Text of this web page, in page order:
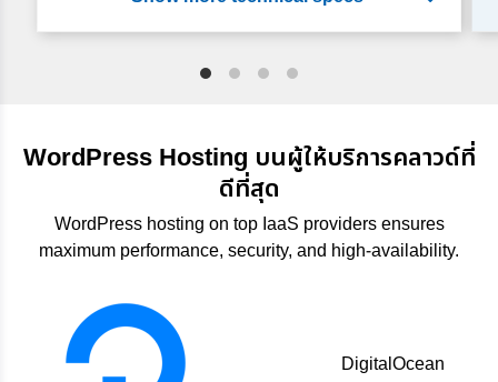
WordPress Hosting บนผู้ให้บริการคลาวด์ที่
ดีที่สุด
WordPress hosting on top IaaS providers ensures
maximum performance, security, and high-availability.
DigitalOcean